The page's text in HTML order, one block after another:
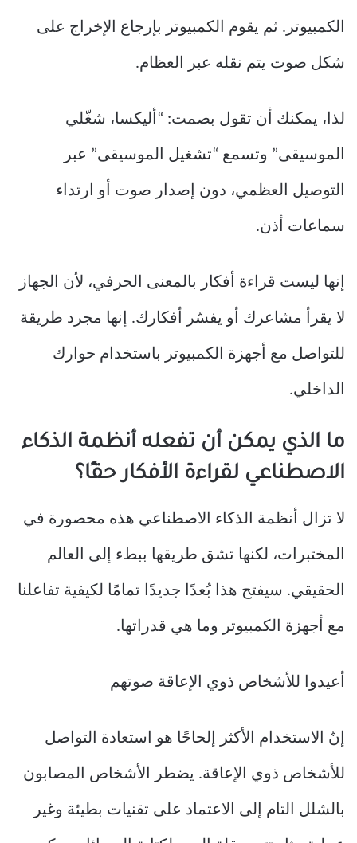
الكمبيوتر. ثم يقوم الكمبيوتر بإرجاع الإخراج على
شكل صوت يتم نقله عبر العظام.
لذا، يمكنك أن تقول بصمت: “أليكسا، شغّلي
الموسيقى” وتسمع “تشغيل الموسيقى” عبر
التوصيل العظمي، دون إصدار صوت أو ارتداء
سماعات أذن.
إنها ليست قراءة أفكار بالمعنى الحرفي، لأن الجهاز
لا يقرأ مشاعرك أو يفسّر أفكارك. إنها مجرد طريقة
للتواصل مع أجهزة الكمبيوتر باستخدام حوارك
الداخلي.
ما الذي يمكن أن تفعله أنظمة الذكاء
الاصطناعي لقراءة الأفكار حقًا؟
لا تزال أنظمة الذكاء الاصطناعي هذه محصورة في
المختبرات، لكنها تشق طريقها ببطء إلى العالم
الحقيقي. سيفتح هذا بُعدًا جديدًا تمامًا لكيفية تفاعلنا
مع أجهزة الكمبيوتر وما هي قدراتها.
أعيدوا للأشخاص ذوي الإعاقة صوتهم
إنّ الاستخدام الأكثر إلحاحًا هو استعادة التواصل
للأشخاص ذوي الإعاقة. يضطر الأشخاص المصابون
بالشلل التام إلى الاعتماد على تقنيات بطيئة وغير